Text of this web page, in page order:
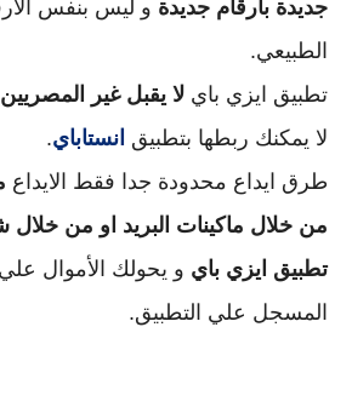
جديدة بارقام جديدة
الطبيعي.
تطبيق ايزي باي لا يقبل غير المصريين
لا يمكنك ربطها بتطبيق انستاباي.
طرق ايداع محدودة جدا فقط الايداع
تطبيق ايزي باي
المسجل علي التطبيق.